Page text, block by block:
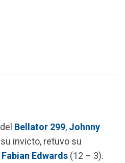
Bellator 299, Johnny
invicto, retuvo su
Fabian Edwards (12 – 3).